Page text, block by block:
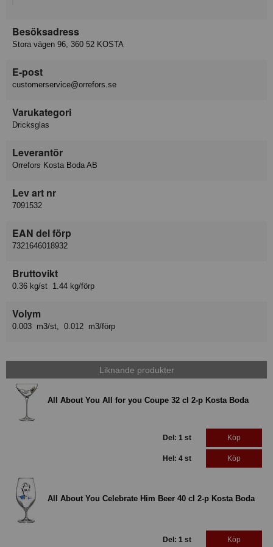
Besöksadress
Stora vägen 96, 360 52 KOSTA
E-post
customerservice@orrefors.se
Varukategori
Dricksglas
Leverantör
Orrefors Kosta Boda AB
Lev art nr
7091532
EAN del förp
7321646018932
Bruttovikt
0.36 kg/st 1.44 kg/förp
Volym
0.003 m3/st, 0.012 m3/förp
Liknande produkter
All About You All for you Coupe 32 cl 2-p Kosta Boda
Del: 1 st Köp
Hel: 4 st Köp
All About You Celebrate Him Beer 40 cl 2-p Kosta Boda
Del: 1 st Köp